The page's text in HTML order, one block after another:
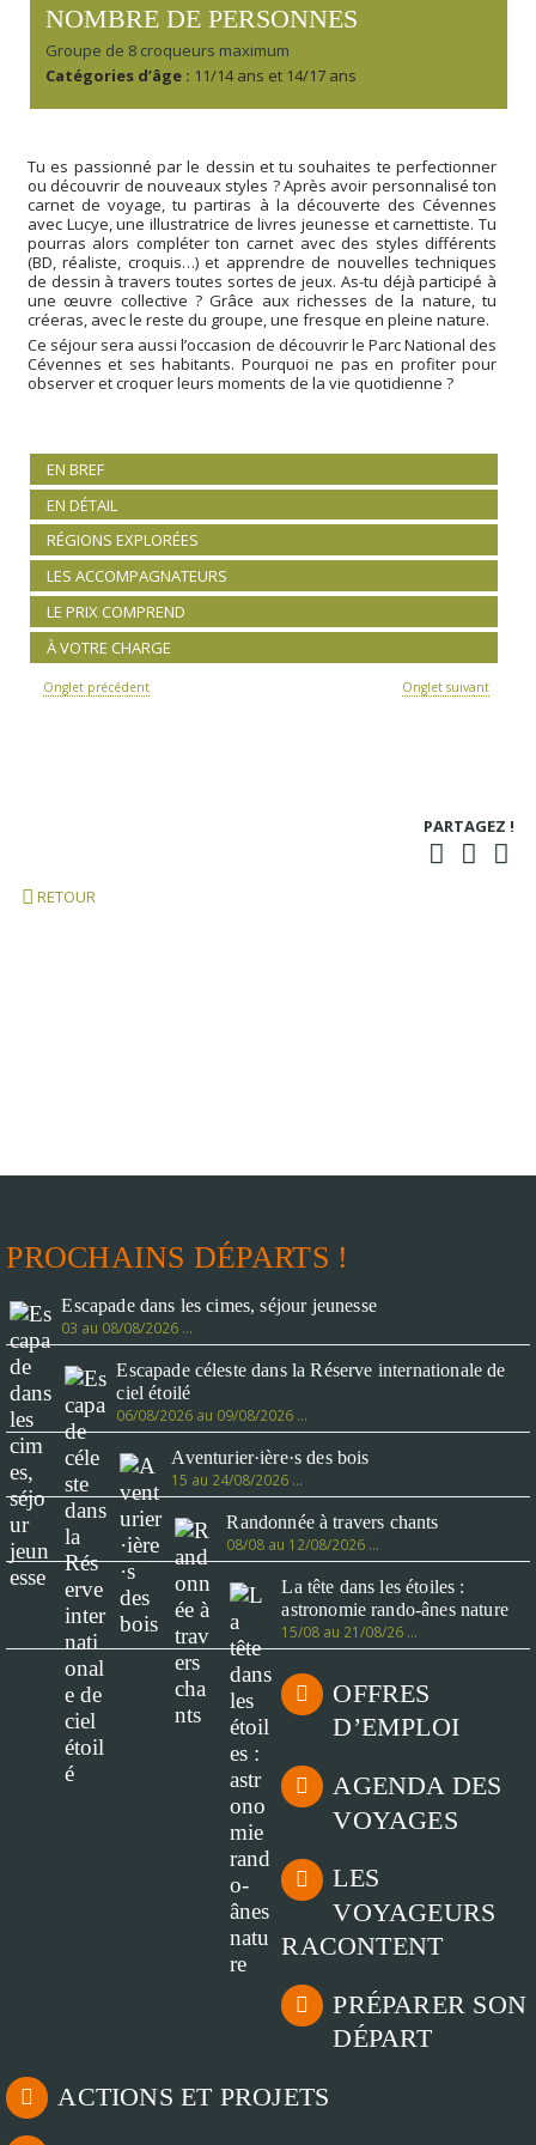
NOMBRE DE PERSONNES
Groupe de 8 croqueurs maximum
Catégories d’âge : 11/14 ans et 14/17 ans
Tu es passionné par le dessin et tu souhaites te perfectionner
ou découvrir de nouveaux styles ? Après avoir personnalisé ton
carnet de voyage, tu partiras à la découverte des Cévennes
avec Lucye, une illustratrice de livres jeunesse et carnettiste. Tu
pourras alors compléter ton carnet avec des styles différents
(BD, réaliste, croquis…) et apprendre de nouvelles techniques
de dessin à travers toutes sortes de jeux. As-tu déjà participé à
une œuvre collective ? Grâce aux richesses de la nature, tu
créeras, avec le reste du groupe, une fresque en pleine nature.
Ce séjour sera aussi l’occasion de découvrir le Parc National des
Cévennes et ses habitants. Pourquoi ne pas en profiter pour
observer et croquer leurs moments de la vie quotidienne ?
EN BREF
EN DÉTAIL
RÉGIONS EXPLORÉES
LES ACCOMPAGNATEURS
LE PRIX COMPREND
À VOTRE CHARGE
Onglet précédent Onglet suivant
PARTAGEZ !
RETOUR
PROCHAINS DÉPARTS !
Escapade dans les cimes, séjour jeunesse
03 au 08/08/2026 …
Escapade céleste dans la Réserve internationale de
ciel étoilé
06/08/2026 au 09/08/2026 …
Aventurier·ière·s des bois
15 au 24/08/2026 …
Randonnée à travers chants
08/08 au 12/08/2026 …
La tête dans les étoiles :
astronomie rando-ânes nature
15/08 au 21/08/26 …
OFFRES
D’EMPLOI
AGENDA DES
VOYAGES
LES
VOYAGEURS
RACONTENT
PRÉPARER SON
DÉPART
ACTIONS ET PROJETS